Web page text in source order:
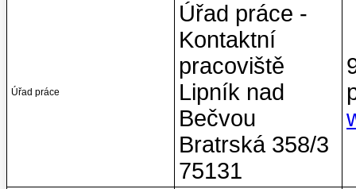
Úřad práce
Úřad práce -
Kontaktní
pracoviště
Lipník nad
Bečvou
Bratrská 358/3
75131